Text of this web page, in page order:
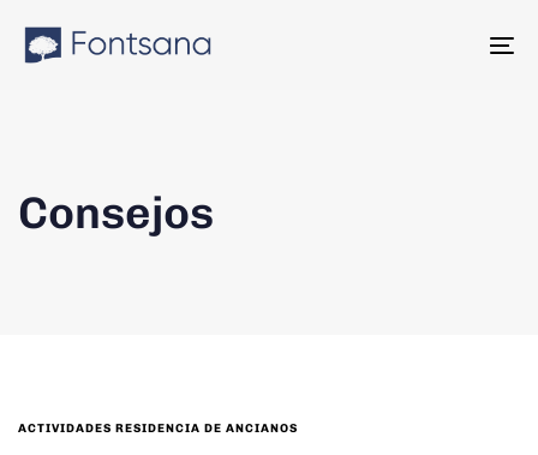
links
Consejos
TAGS
ACTIVIDADES RESIDENCIA DE ANCIANOS